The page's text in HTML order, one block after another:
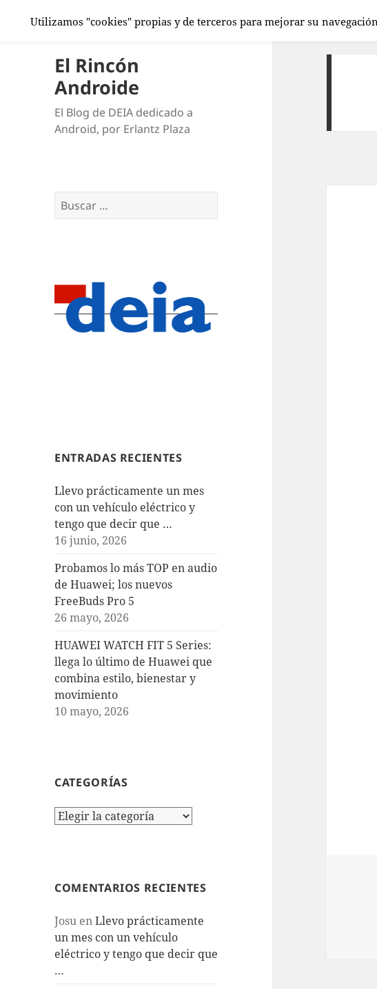
El Rincón
Androide
El Blog de DEIA dedicado a
Android, por Erlantz Plaza
Buscar:
ENTRADAS RECIENTES
Llevo prácticamente un mes
con un vehículo eléctrico y
tengo que decir que …
16 junio, 2026
Probamos lo más TOP en audio
de Huawei; los nuevos
FreeBuds Pro 5
26 mayo, 2026
HUAWEI WATCH FIT 5 Series:
llega lo último de Huawei que
combina estilo, bienestar y
movimiento
10 mayo, 2026
CATEGORÍAS
Categorías
COMENTARIOS RECIENTES
Josu enLlevo prácticamente
un mes con un vehículo
eléctrico y tengo que decir que
…
Utilizamos "cookies" propias y de terceros para mejorar su